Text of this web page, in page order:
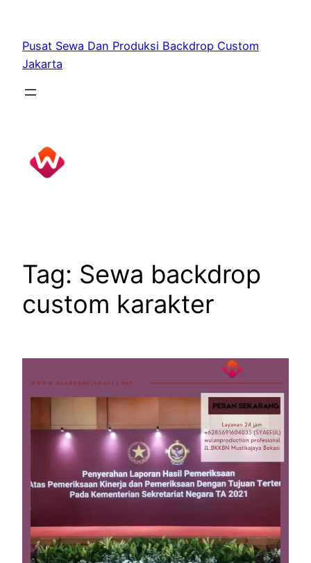
content
Pusat Sewa Dan Produksi Backdrop Custom
Jakarta
Tag: Sewa backdrop
custom karakter